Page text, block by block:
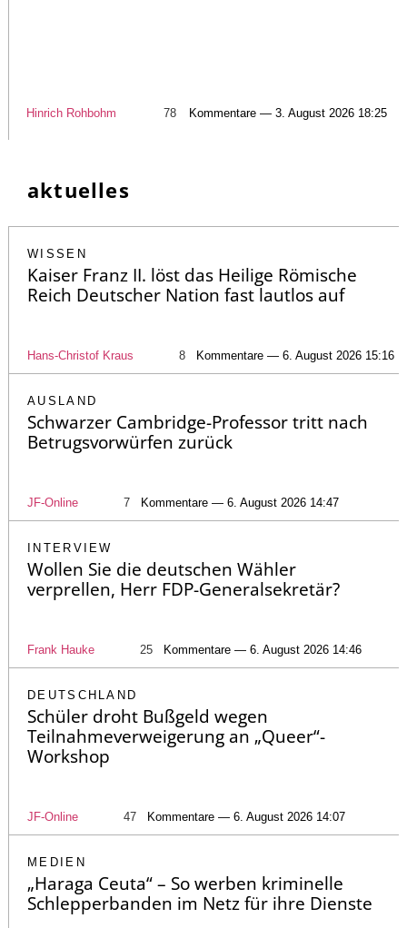
Hinrich Rohbohm 78 Kommentare — 3. August 2026 18:25
aktuelles
WISSEN
Kaiser Franz II. löst das Heilige Römische
Reich Deutscher Nation fast lautlos auf
Hans-Christof Kraus 8 Kommentare — 6. August 2026 15:16
AUSLAND
Schwarzer Cambridge-Professor tritt nach
Betrugsvorwürfen zurück
JF-Online 7 Kommentare — 6. August 2026 14:47
INTERVIEW
Wollen Sie die deutschen Wähler
verprellen, Herr FDP-Generalsekretär?
Frank Hauke 25 Kommentare — 6. August 2026 14:46
DEUTSCHLAND
Schüler droht Bußgeld wegen
Teilnahmeverweigerung an „Queer“-
Workshop
JF-Online 47 Kommentare — 6. August 2026 14:07
MEDIEN
„Haraga Ceuta“ – So werben kriminelle
Schlepperbanden im Netz für ihre Dienste